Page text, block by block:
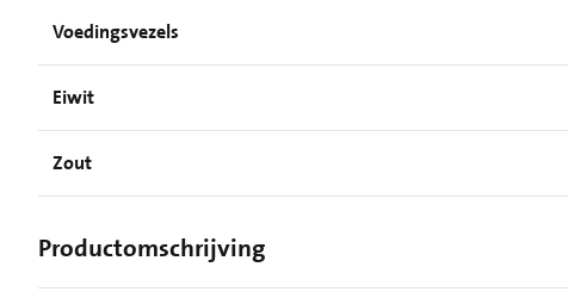
Voedingsvezels
Eiwit
Zout
Productomschrijving